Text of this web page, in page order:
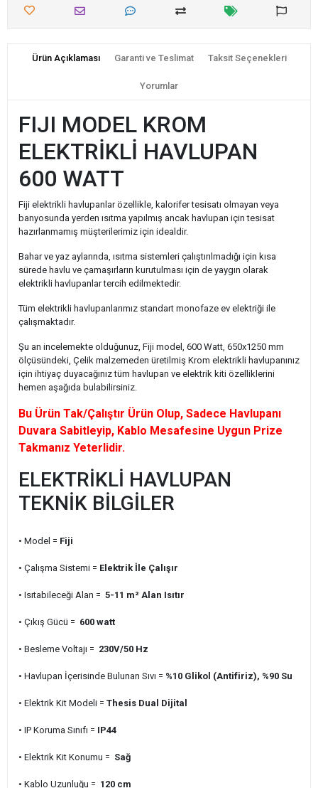
Ürün Açıklaması Garanti ve Teslimat Taksit Seçenekleri
Yorumlar
FIJI MODEL KROM
ELEKTRİKLİ HAVLUPAN
600 WATT
Fiji elektrikli havlupanlar özellikle, kalorifer tesisatı olmayan veya
banyosunda yerden ısıtma yapılmış ancak havlupan için tesisat
hazırlanmamış müşterilerimiz için idealdir.
Bahar ve yaz aylarında, ısıtma sistemleri çalıştırılmadığı için kısa
sürede havlu ve çamaşırların kurutulması için de yaygın olarak
elektrikli havlupanlar tercih edilmektedir.
Tüm elektrikli havlupanlarımız standart monofaze ev elektriği ile
çalışmaktadır.
Şu an incelemekte olduğunuz, Fiji model, 600 Watt, 650x1250 mm
ölçüsündeki, Çelik malzemeden üretilmiş Krom elektrikli havlupanınız
için ihtiyaç duyacağınız tüm havlupan ve elektrik kiti özelliklerini
hemen aşağıda bulabilirsiniz.
Bu Ürün Tak/Çalıştır Ürün Olup, Sadece Havlupanı
Duvara Sabitleyip, Kablo Mesafesine Uygun Prize
Takmanız Yeterlidir.
ELEKTRİKLİ HAVLUPAN
TEKNİK BİLGİLER
• Model = Fiji
• Çalışma Sistemi = Elektrik İle Çalışır
• Isıtabileceği Alan = 5-11 m² Alan Isıtır
• Çıkış Gücü = 600 watt
• Besleme Voltajı = 230V/50 Hz
• Havlupan İçerisinde Bulunan Sıvı = %10 Glikol (Antifiriz), %90 Su
• Elektrik Kit Modeli = Thesis Dual Dijital
• IP Koruma Sınıfı = IP44
• Elektrik Kit Konumu = Sağ
• Kablo Uzunluğu = 120 cm